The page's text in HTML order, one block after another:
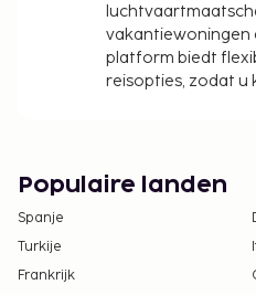
vakantiewoningen
platform biedt
reisopties, zodat u
Populaire landen
Spanje
Turkije
Frankrijk